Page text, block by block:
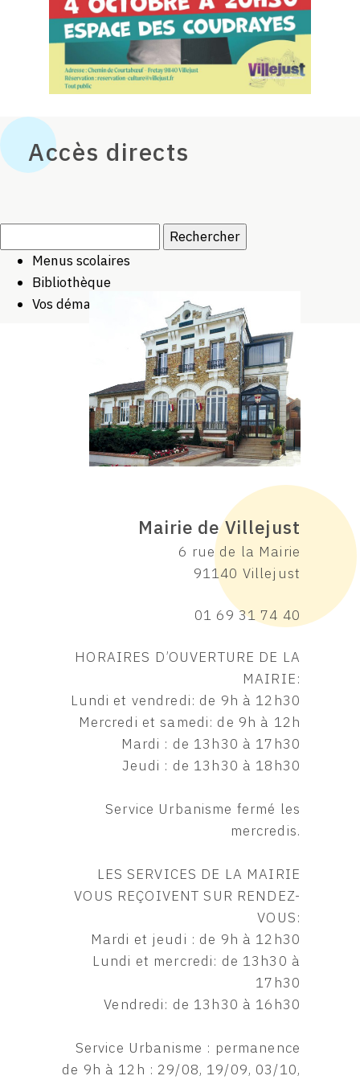
Accès directs
Menus scolaires
Bibliothèque
Vos démarches
Mairie de Villejust
6 rue de la Mairie
91140 Villejust
01 69 31 74 40
HORAIRES D’OUVERTURE DE LA
MAIRIE:
Lundi et vendredi: de 9h à 12h30
Mercredi et samedi: de 9h à 12h
Mardi : de 13h30 à 17h30
Jeudi : de 13h30 à 18h30
Service Urbanisme fermé les
mercredis.
LES SERVICES DE LA MAIRIE
VOUS REÇOIVENT SUR RENDEZ-
VOUS:
Mardi et jeudi : de 9h à 12h30
Lundi et mercredi: de 13h30 à
17h30
Vendredi: de 13h30 à 16h30
Service Urbanisme : permanence
de 9h à 12h : 29/08, 19/09, 03/10,